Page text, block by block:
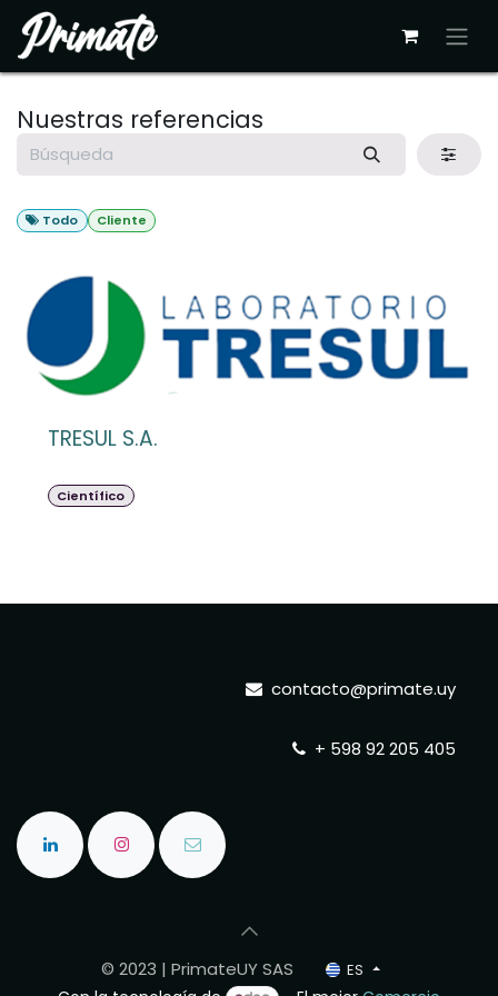
Ir al contenido
Nuestras referencias
Todo Cliente
TRESUL S.A.
Científico
contacto@primate.uy
+ 598 92 205 405
© 2023 | PrimateUY SAS ES